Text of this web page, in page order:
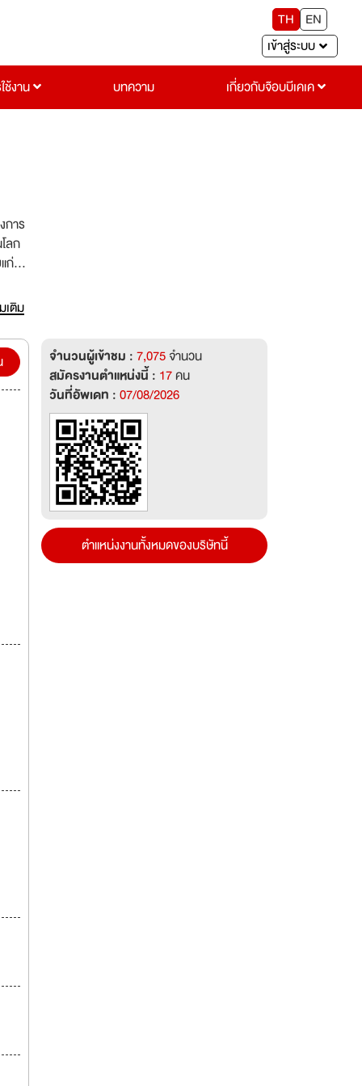
TH
EN
เข้าสู่ระบบ
ช้งาน
บทความ เกี่ยวกับจ๊อบบีเคเค
การ
ลก
ก่ผู้
เติม
จำนวนผู้เข้าชม :7,075จำนวน
สมัครงานตำแหน่งนี้ : 17คน
วันที่อัพเดท :07/08/2026
ตำแหน่งงานทั้งหมดของบริษัทนี้